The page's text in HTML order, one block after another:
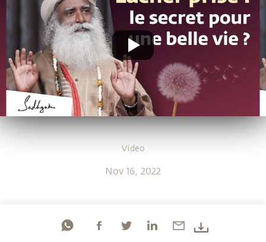
Video
Nov 16, 2022